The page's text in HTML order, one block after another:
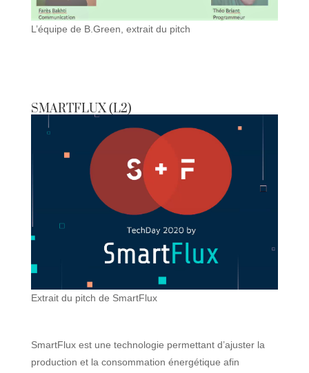
L’équipe de B.Green, extrait du pitch
SMARTFLUX (L2)
Extrait du pitch de SmartFlux
SmartFlux est une technologie permettant d’ajuster la
production et la consommation énergétique afin